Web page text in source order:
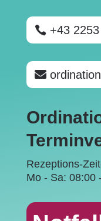
+43
Rezeptions-
Mo - Sa: 08:00